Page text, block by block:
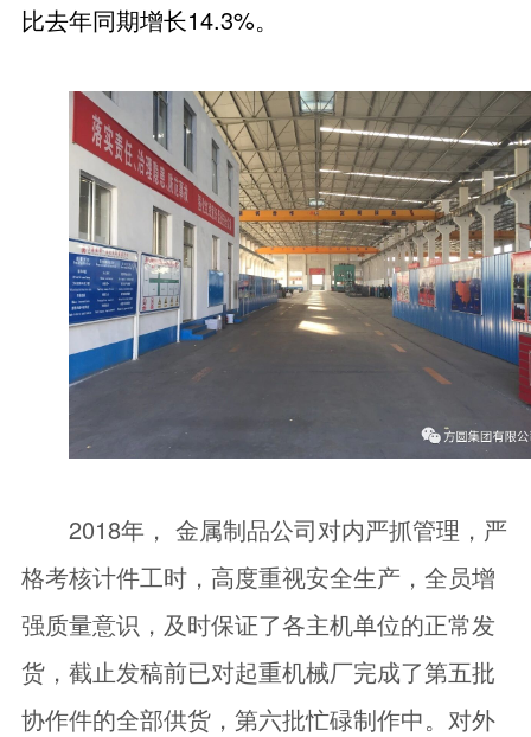
比去年同期增长14.3%。
2018年， 金属制品公司对内严抓管理，严
格考核计件工时，高度重视安全生产，全员增
强质量意识，及时保证了各主机单位的正常发
货，截止发稿前已对起重机械厂完成了第五批
协作件的全部供货，第六批忙碌制作中。对外